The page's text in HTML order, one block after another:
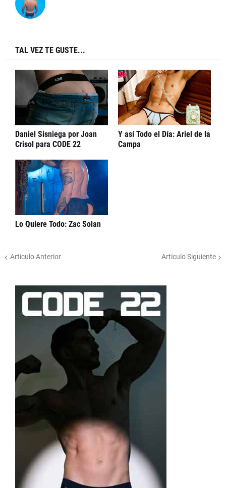
TAL VEZ TE GUSTE...
Daniel Sisniega por Joan
Crisol para CODE 22
Y así Todo el Día: Ariel de la
Campa
Lo Quiere Todo: Zac Solan
Artículo Anterior Artículo Siguiente